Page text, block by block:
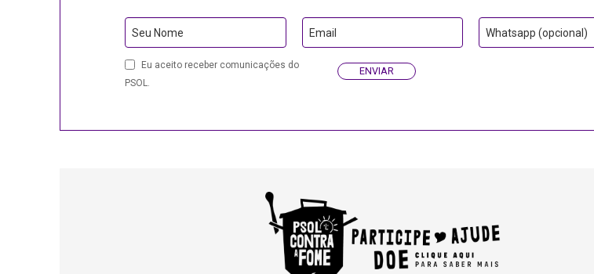
Seu Nome Email Whatsapp (opcional)
Your
Website
Eu aceito receber comunicações do
PSOL.
ENVIAR